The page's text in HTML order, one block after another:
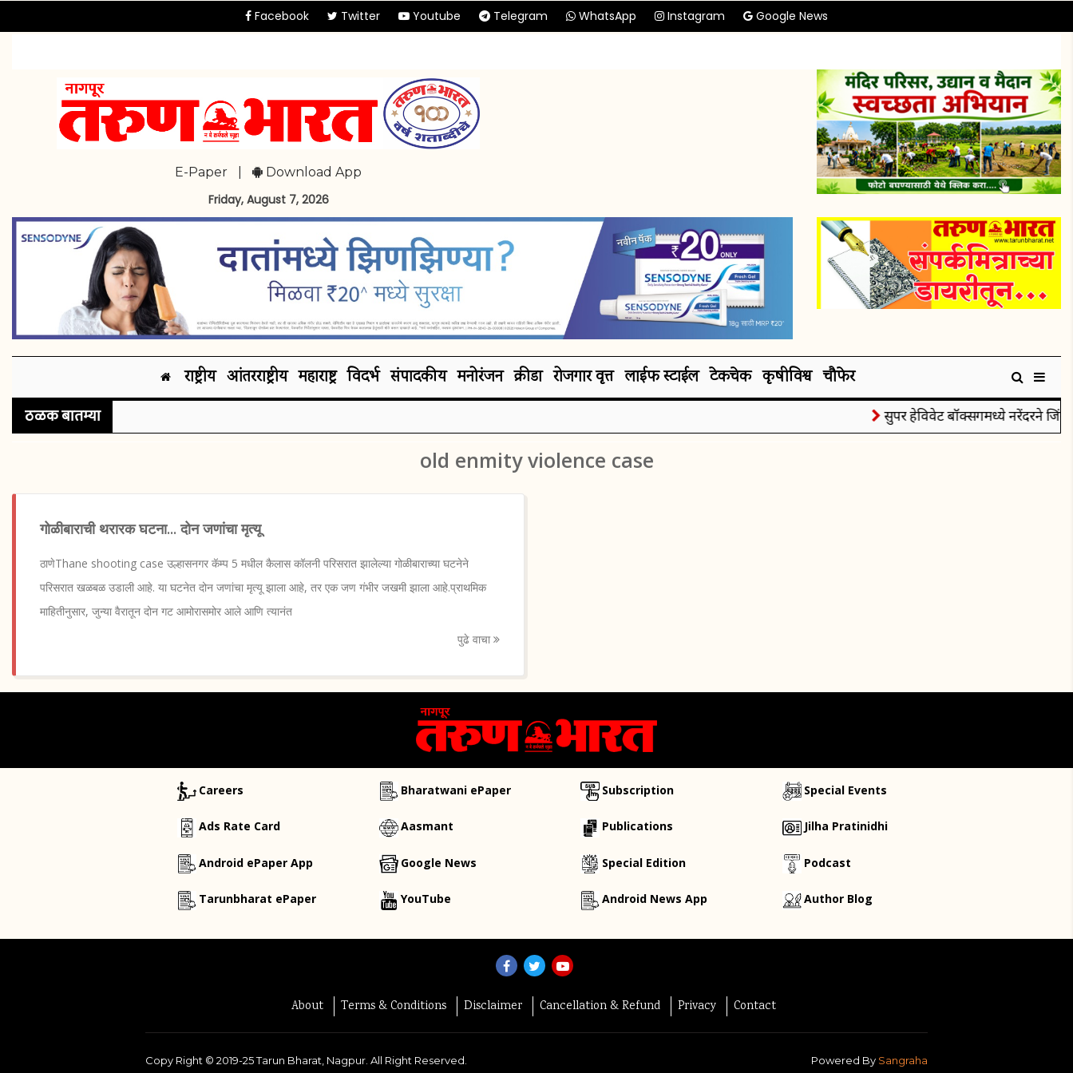
Facebook Twitter Youtube Telegram WhatsApp Instagram Google News
E-Paper Download App
Friday, August 7, 2026
राष्ट्रीय आंतरराष्ट्रीय महाराष्ट्र विदर्भ संपादकीय मनोरंजन क्रीडा रोजगार वृत्त लाईफ स्टाईल टेकचेक कृषीविश्व चौफेर
ठळक बातम्या सुपर हेविवेट बॉक्सिंगमध्ये नरेंदरने जिंकले
old enmity violence case
गोळीबाराची थरारक घटना... दोन जणांचा मृत्यू
ठाणेThane shooting case उल्हासनगर कॅम्प 5 मधील कैलास कॉलनी परिसरात झालेल्या गोळीबाराच्या घटनेने
परिसरात खळबळ उडाली आहे. या घटनेत दोन जणांचा मृत्यू झाला आहे, तर एक जण गंभीर जखमी झाला आहे.प्राथमिक
माहितीनुसार, जुन्या वैरातून दोन गट आमोरासमोर आले आणि त्यानंत
पुढे वाचा
Careers
Ads Rate Card
Android ePaper App
Tarunbharat ePaper
Bharatwani ePaper
Aasmant
Google News
YouTube
Subscription
Publications
Special Edition
Android News App
Special Events
Jilha Pratinidhi
Podcast
Author Blog
About Terms & Conditions Disclaimer Cancellation & Refund Privacy Contact
Copy Right © 2019-25Tarun Bharat, Nagpur. All Right Reserved. Powered By Sangraha